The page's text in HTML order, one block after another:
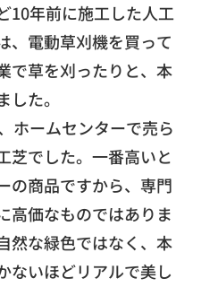
10年前に施工した人工
電動草刈機を買って
草を刈ったりと、 本
た。
ホームセンターで売ら
でした。 一番高いと
商品ですから、 専門
高価なものではありま
然な緑色ではなく、 本
ないほどリアルで美し